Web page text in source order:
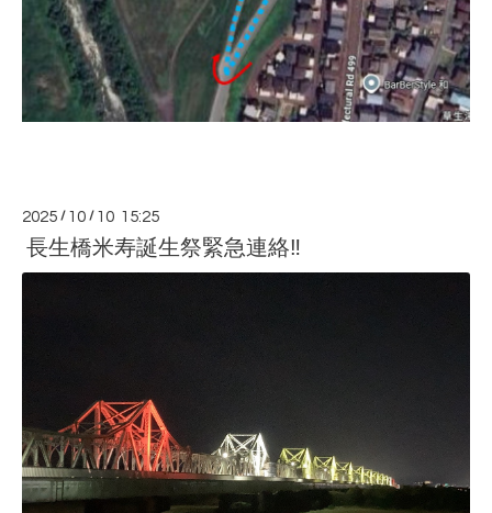
2025 / 10 / 10 15:25
長生橋米寿誕生祭緊急連絡‼